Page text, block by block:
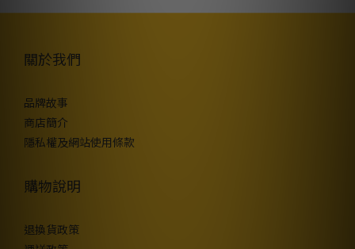
關於我們
品牌故事
商店簡介
隱私權及網站使用條款
購物說明
退換貨政策